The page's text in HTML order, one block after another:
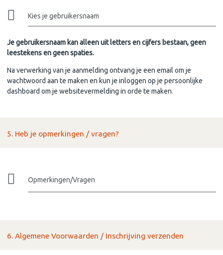
Kies je gebruikersnaam
Je gebruikersnaam kan alleen uit letters en cijfers bestaan, geen
leestekens en geen spaties.
Na verwerking van je aanmelding ontvang je een email om je
wachtwoord aan te maken en kun je inloggen op je persoonlijke
dashboard om je websitevermelding in orde te maken.
5. Heb je opmerkingen / vragen?
Opmerkingen/Vragen
6. Algemene Voorwaarden / Inschrijving verzenden